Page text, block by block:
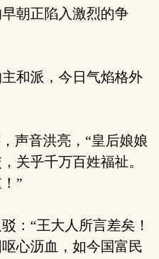
朝正陷入激烈的争
和派，今日气焰格外
声音洪亮，“皇后娘娘
关乎千万百姓福祉。
”
：“王大人所言差矣！
心沥血，如今国富民